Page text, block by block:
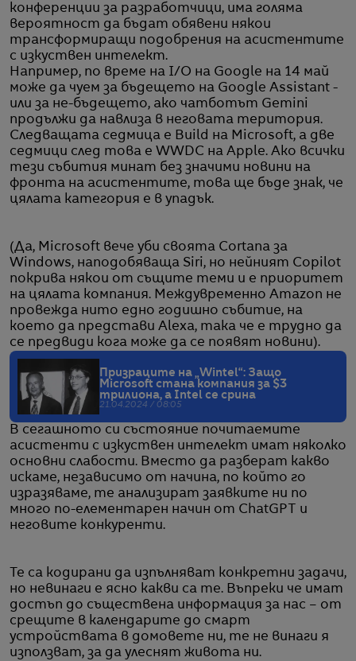
конференции за разработчици, има голяма
вероятност да бъдат обявени някои
трансформиращи подобрения на асистентите
с изкуствен интелект.
Например, по време на I/O на Google на 14 май
може да чуем за бъдещето на Google Assistant -
или за не-бъдещето, ако чатботът Gemini
продължи да навлиза в неговата територия.
Следващата седмица е Build на Microsoft, а две
седмици след това е WWDC на Apple. Ако всички
тези събития минат без значими новини на
фронта на асистентите, това ще бъде знак, че
цялата категория е в упадък.
(Да, Microsoft вече уби своята Cortana за
Windows, наподобяваща Siri, но нейният Copilot
покрива някои от същите теми и е приоритет
на цялата компания. Междувременно Amazon не
провежда нито едно годишно събитие, на
което да представи Alexa, така че е трудно да
се предвиди кога може да се появят новини).
Призраците на „Wintel“: Защо
Microsoft стана компания за $3
трилиона, а Intel се срина
21.04.2024 / 08:05
В сегашното си състояние почитаемите
асистенти с изкуствен интелект имат няколко
основни слабости. Вместо да разберат какво
искаме, независимо от начина, по който го
изразяваме, те анализират заявките ни по
много по-елементарен начин от ChatGPT и
неговите конкуренти.
Те са кодирани да изпълняват конкретни задачи,
но невинаги е ясно какви са те. Въпреки че имат
достъп до съществена информация за нас – от
срещите в календарите до смарт
устройствата в домовете ни, те не винаги я
използват, за да улеснят живота ни.